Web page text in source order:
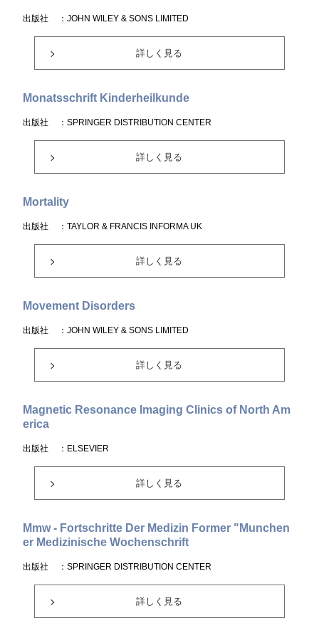
出版社 ：JOHN WILEY & SONS LIMITED
詳しく見る
Monatsschrift Kinderheilkunde
出版社 ：SPRINGER DISTRIBUTION CENTER
詳しく見る
Mortality
出版社 ：TAYLOR & FRANCIS INFORMA UK
詳しく見る
Movement Disorders
出版社 ：JOHN WILEY & SONS LIMITED
詳しく見る
Magnetic Resonance Imaging Clinics of North Am
erica
出版社 ：ELSEVIER
詳しく見る
Mmw - Fortschritte Der Medizin Former "Munchen
er Medizinische Wochenschrift
出版社 ：SPRINGER DISTRIBUTION CENTER
詳しく見る